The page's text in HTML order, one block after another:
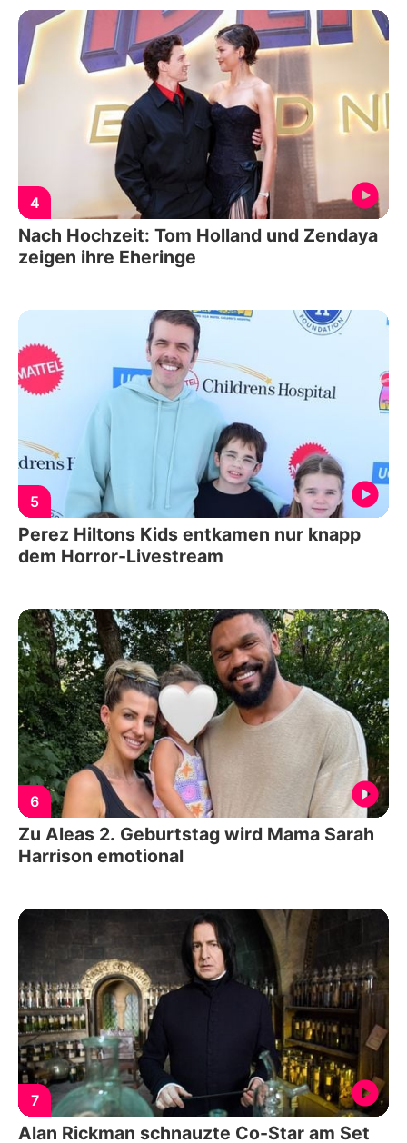
4
Nach Hochzeit: Tom Holland und Zendaya
zeigen ihre Eheringe
5
Perez Hiltons Kids entkamen nur knapp
dem Horror-Livestream
6
Zu Aleas 2. Geburtstag wird Mama Sarah
Harrison emotional
7
Alan Rickman schnauzte Co-Star am Set